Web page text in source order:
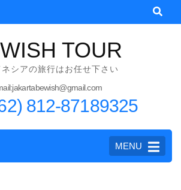
TOUR
ネシアの旅行はお任せ下さい
812-87189325
MENU